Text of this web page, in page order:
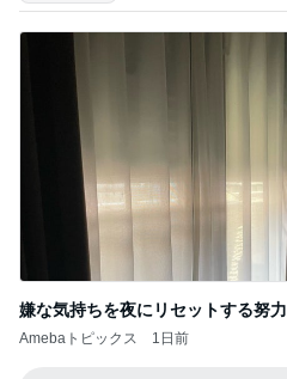
嫌な気持ちを夜にリセットする努力
Amebaトピックス 1日前